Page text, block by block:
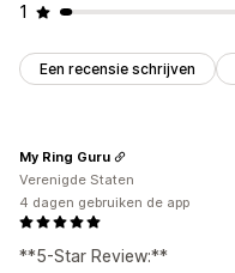
1
Een recensie schrijven
**5-Star Review:**
My Ring Guru
Verenigde Staten
4 dagen gebruiken de app